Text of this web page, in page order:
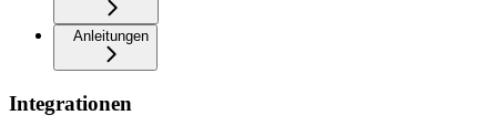
Anleitungen
Integrationen